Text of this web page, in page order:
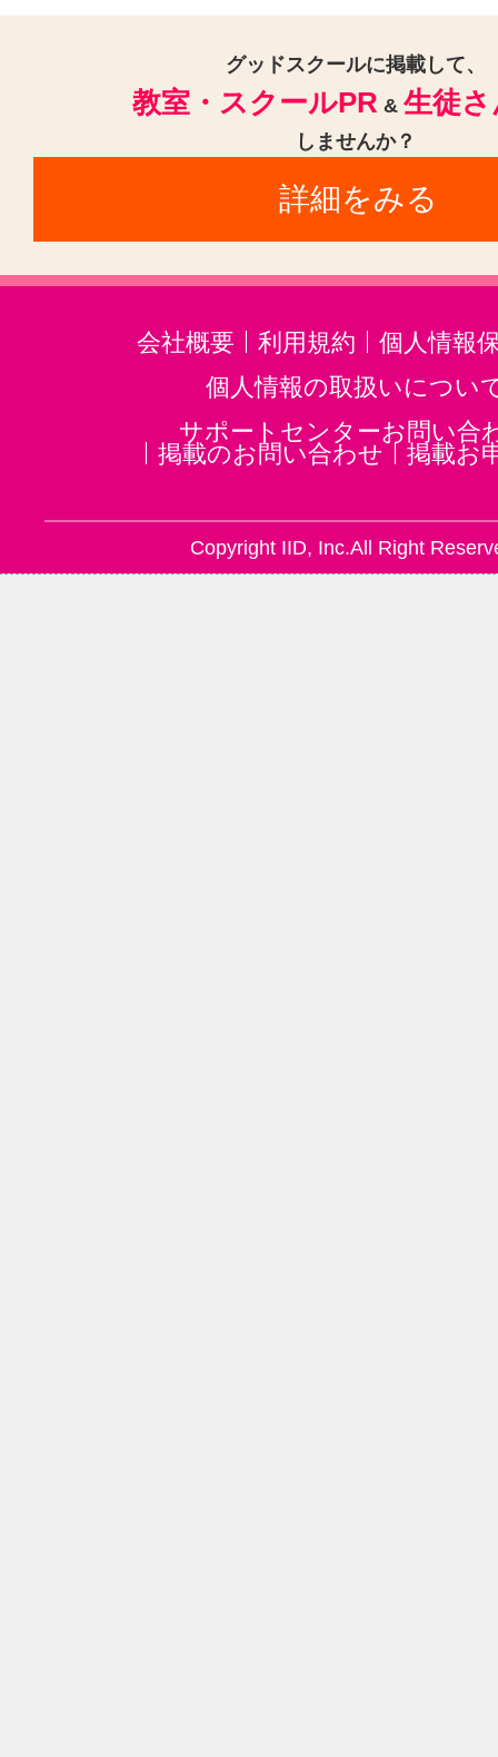
グッドスクールに掲載して、
教室・スクールPR & 生徒
しませんか？
詳細をみる
会社概要 利用規約
個人情報
個人情報の取扱いについ
サポートセンターお問い合
掲載のお問い合わせ
掲載お
Copyright IID, Inc.All Right